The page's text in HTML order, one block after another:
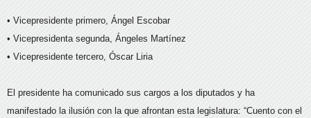
• Vicepresidente primero, Ángel Escobar
• Vicepresidenta segunda, Ángeles Martínez
• Vicepresidente tercero, Óscar Liria
El presidente ha comunicado sus cargos a los diputados y ha
manifestado la ilusión con la que afrontan esta legislatura: “Cuento con el